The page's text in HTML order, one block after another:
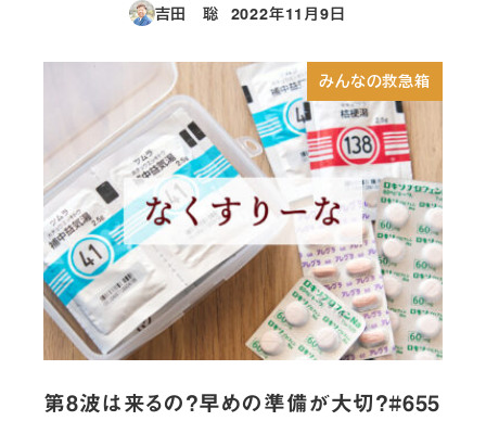
吉田 聡
投稿日
2022年11月9日
みんなの救急箱
第8波は来るの？早めの準備が大切？#655